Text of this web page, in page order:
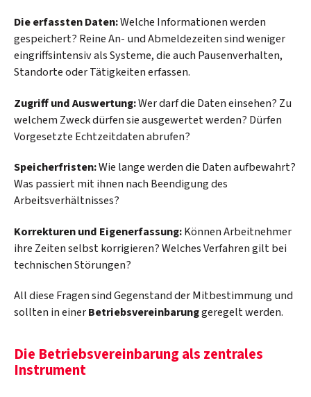
Die erfassten Daten:Welche Informationen werden
gespeichert? Reine An- und Abmeldezeiten sind weniger
eingriffsintensiv als Systeme, die auch Pausenverhalten,
Standorte oder Tätigkeiten erfassen.
Zugriff und Auswertung:Wer darf die Daten einsehen? Zu
welchem Zweck dürfen sie ausgewertet werden? Dürfen
Vorgesetzte Echtzeitdaten abrufen?
Speicherfristen:Wie lange werden die Daten aufbewahrt?
Was passiert mit ihnen nach Beendigung des
Arbeitsverhältnisses?
Korrekturen und Eigenerfassung:Können Arbeitnehmer
ihre Zeiten selbst korrigieren? Welches Verfahren gilt bei
technischen Störungen?
All diese Fragen sind Gegenstand der Mitbestimmung und
sollten in einerBetriebsvereinbarunggeregelt werden.
Die Betriebsvereinbarung als zentrales
Instrument